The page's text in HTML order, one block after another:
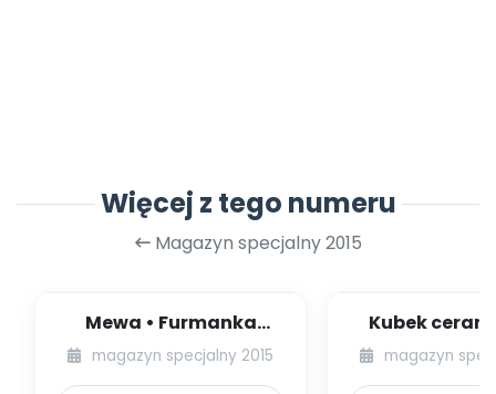
Więcej z tego numeru
Magazyn specjalny 2015
Mewa • Furmanka
(zabawy plastyczne)
magazyn specjalny 2015
Kubek
technika
motywem
magazyn